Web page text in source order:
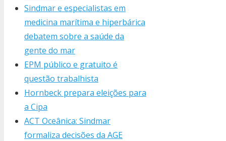
Sindmar e especialistas em
medicina marítima e hiperbárica
debatem sobre a saúde da
gente do mar
EPM público e gratuito é
questão trabalhista
Hornbeck prepara eleições para
a Cipa
ACT Oceânica: Sindmar
formaliza decisões da AGE